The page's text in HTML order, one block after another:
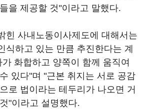
을 제공할 것"이라고 말했다.
힌 사내노동이사제도에 대해서는
식하고 있는 만큼 추진한다는 계
화합하고 양쪽이 함께 움직여
있다"며 "근본 취지는 서로 공감
로 법이라는 테두리가 나오면 거
"이라고 설명했다.